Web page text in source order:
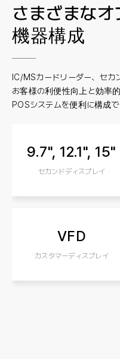
さまざまなオ
機器構成
IC/MSカードリーダー、セカ
お客様の利便性向上と効率
POSシステムを便利に構成で
9.7", 12.1", 15"
セカンドディスプレイ
VFD
カスタマーディスプレイ